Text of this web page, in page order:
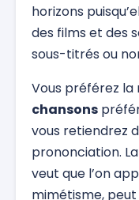
horizons
des films et des
sous-titrés ou
Vous préférez la
chansons
vous retiendrez
prononciation.
veut que l’on
mimétisme, peut